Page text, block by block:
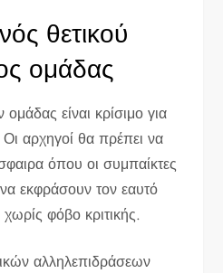
θετικού
ομάδας
είναι κρίσιμο για
Οι αρχηγοί θα πρέπει να
όπου οι συμπαίκτες
εκφράσουν τον εαυτό
φόβο κριτικής.
αλληλεπιδράσεων